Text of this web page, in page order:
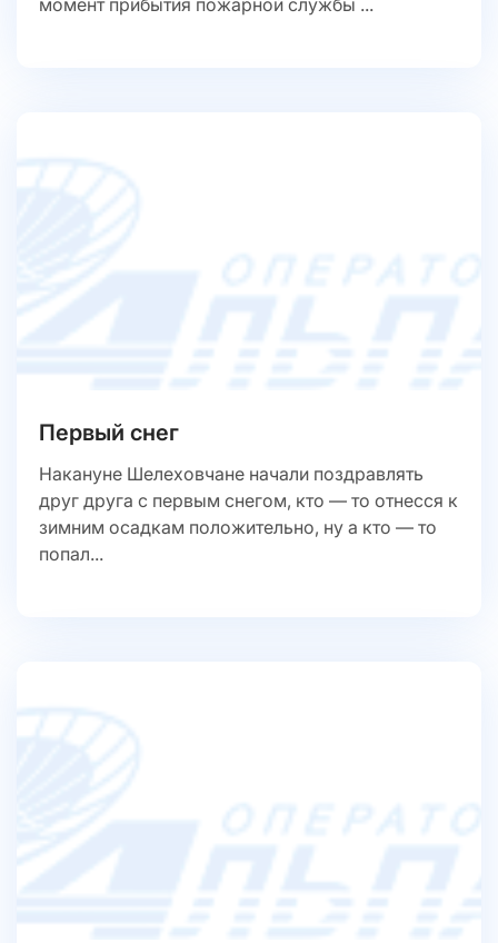
момент прибытия пожарной службы ...
Первый снег
Накануне Шелеховчане начали поздравлять
друг друга с первым снегом, кто — то отнесся к
зимним осадкам положительно, ну а кто — то
попал...